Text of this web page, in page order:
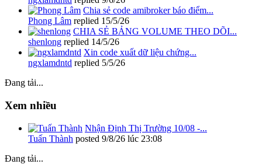
Chia sẻ code amibroker báo điểm...
Phong Lâm replied 15/5/26
CHIA SẺ BẢNG VOLUME THEO DÕI...
shenlong replied 14/5/26
Xin code xuất dữ liệu chứng...
ngxlamdntd replied 5/5/26
Đang tải...
Xem nhiều
Nhận Định Thị Trường 10/08 -...
Tuấn Thành posted 9/8/26 lúc 23:08
Đang tải...